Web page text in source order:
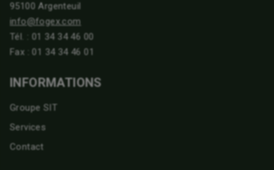
95100 Argenteuil
info@fogex.com
Tél. : 01 34 34 46 00
Fax : 01 34 34 46 01
INFORMATIONS
Groupe SIT
Services
Contact